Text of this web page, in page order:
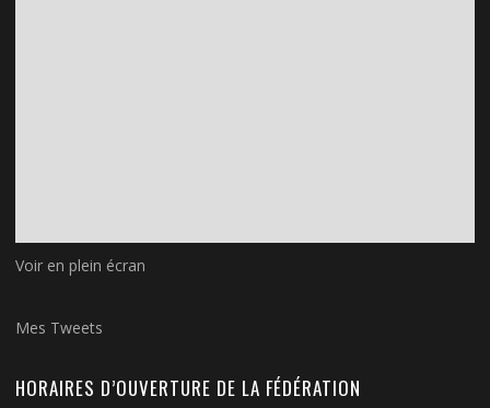
Voir en plein écran
Mes Tweets
HORAIRES D’OUVERTURE DE LA FÉDÉRATION